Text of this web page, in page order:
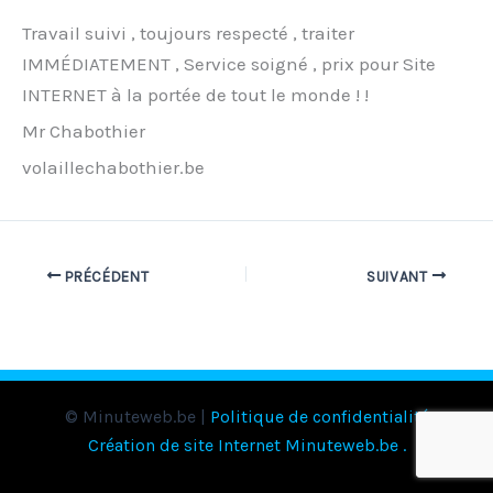
Travail suivi , toujours respecté , traiter
IMMÉDIATEMENT , Service soigné , prix pour Site
INTERNET à la portée de tout le monde ! !
Mr Chabothier
volaillechabothier.be
PRÉCÉDENT SUIVANT
© Minuteweb.be | Politique de confidentialité
Création de site Internet Minuteweb.be .